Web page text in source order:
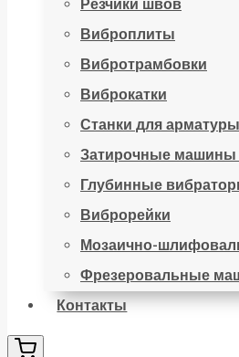
Резчики швов
Виброплиты
Вибротрамбовки
Виброкатки
Станки для арматуры
Затирочные машины
Глубинные
Виброрейки
Мозаично-
Фрезеровальные
Контакты